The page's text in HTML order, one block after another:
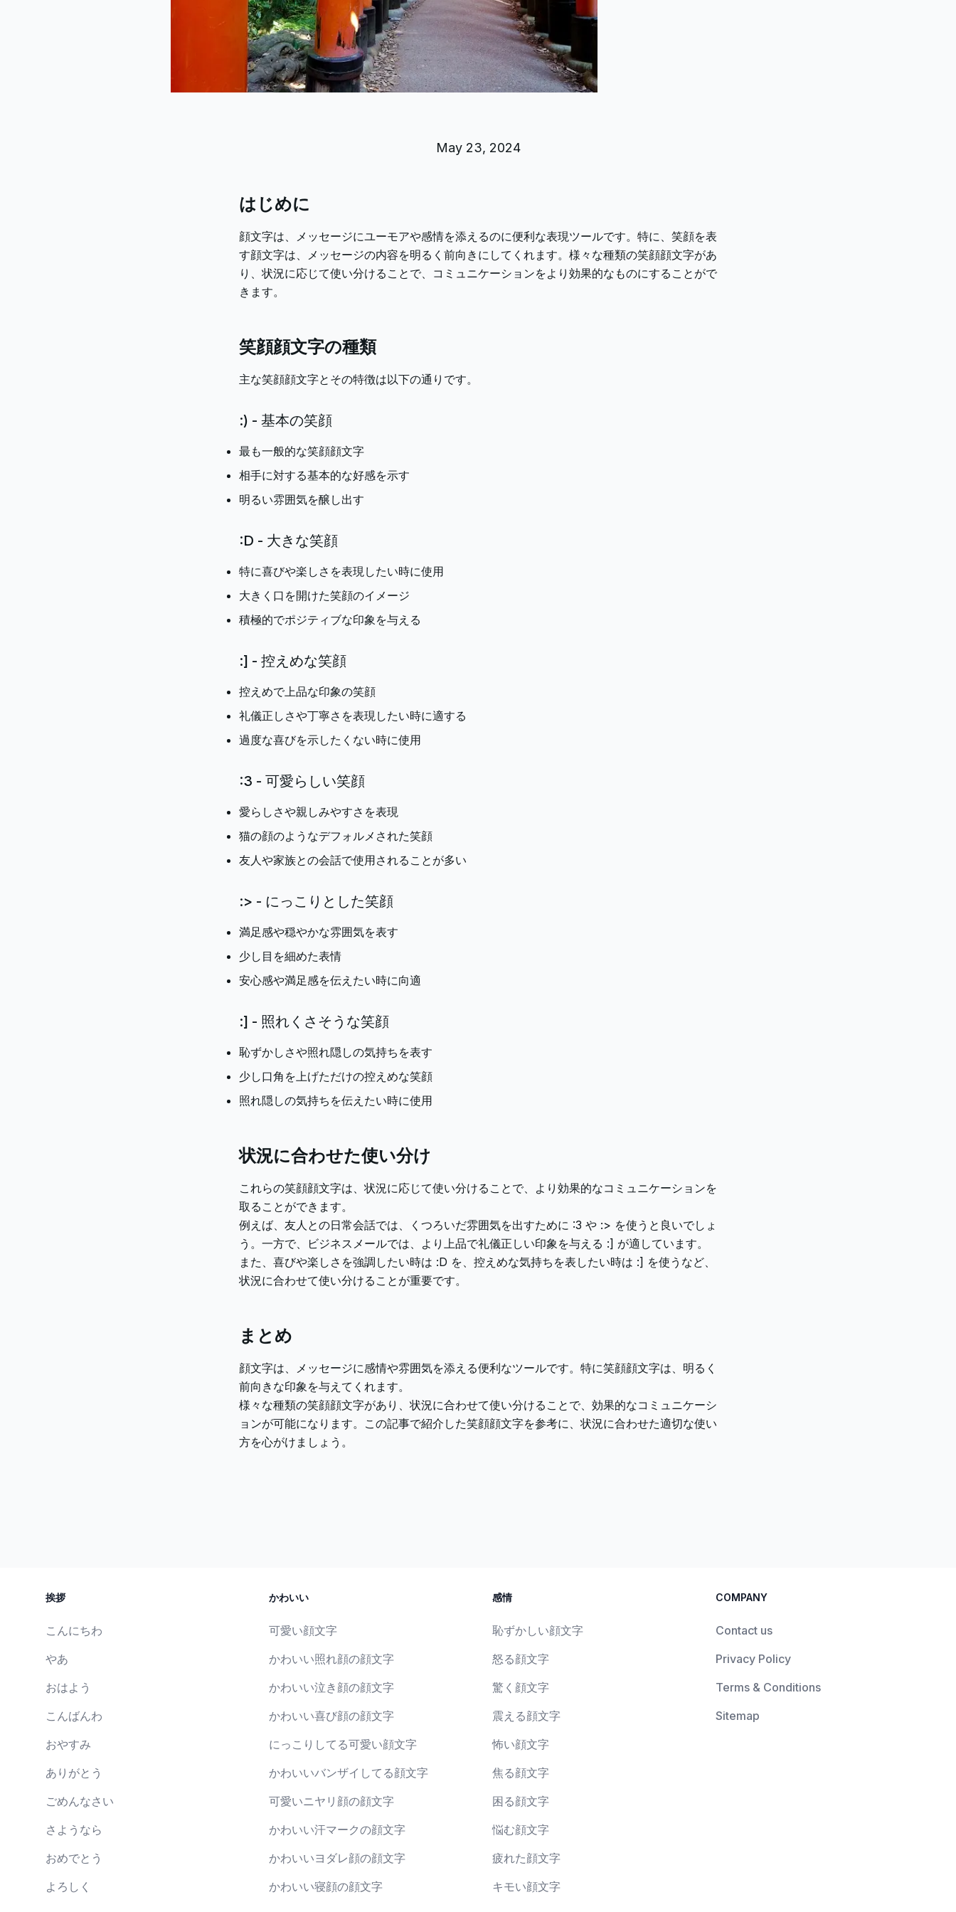
May 23, 2024
はじめに
顔文字は、メッセージにユーモアや感情を添えるのに便利な表現ツールです。特に、笑顔を表
す顔文字は、メッセージの内容を明るく前向きにしてくれます。様々な種類の笑顔顔文字があ
り、状況に応じて使い分けることで、コミュニケーションをより効果的なものにすることがで
きます。
笑顔顔文字の種類
主な笑顔顔文字とその特徴は以下の通りです。
:) - 基本の笑顔
最も一般的な笑顔顔文字
相手に対する基本的な好感を示す
明るい雰囲気を醸し出す
:D - 大きな笑顔
特に喜びや楽しさを表現したい時に使用
大きく口を開けた笑顔のイメージ
積極的でポジティブな印象を与える
:] - 控えめな笑顔
控えめで上品な印象の笑顔
礼儀正しさや丁寧さを表現したい時に適する
過度な喜びを示したくない時に使用
:3 - 可愛らしい笑顔
愛らしさや親しみやすさを表現
猫の顔のようなデフォルメされた笑顔
友人や家族との会話で使用されることが多い
:> - にっこりとした笑顔
満足感や穏やかな雰囲気を表す
少し目を細めた表情
安心感や満足感を伝えたい時に向適
:] - 照れくさそうな笑顔
恥ずかしさや照れ隠しの気持ちを表す
少し口角を上げただけの控えめな笑顔
照れ隠しの気持ちを伝えたい時に使用
状況に合わせた使い分け
これらの笑顔顔文字は、状況に応じて使い分けることで、より効果的なコミュニケーションを
取ることができます。
例えば、友人との日常会話では、くつろいだ雰囲気を出すために :3 や :> を使うと良いでしょ
う。一方で、ビジネスメールでは、より上品で礼儀正しい印象を与える :] が適しています。
また、喜びや楽しさを強調したい時は :D を、控えめな気持ちを表したい時は :] を使うなど、
状況に合わせて使い分けることが重要です。
まとめ
顔文字は、メッセージに感情や雰囲気を添える便利なツールです。特に笑顔顔文字は、明るく
前向きな印象を与えてくれます。
様々な種類の笑顔顔文字があり、状況に合わせて使い分けることで、効果的なコミュニケーシ
ョンが可能になります。この記事で紹介した笑顔顔文字を参考に、状況に合わせた適切な使い
方を心がけましょう。
挨拶
こんにちわ
やあ
おはよう
こんばんわ
おやすみ
ありがとう
ごめんなさい
さようなら
おめでとう
よろしく
かわいい
可愛い顔文字
かわいい照れ顔の顔文字
かわいい泣き顔の顔文字
かわいい喜び顔の顔文字
にっこりしてる可愛い顔文字
かわいいバンザイしてる顔文字
可愛いニヤリ顔の顔文字
かわいい汗マークの顔文字
かわいいヨダレ顔の顔文字
かわいい寝顔の顔文字
感情
恥ずかしい顔文字
怒る顔文字
驚く顔文字
震える顔文字
怖い顔文字
焦る顔文字
困る顔文字
悩む顔文字
疲れた顔文字
キモい顔文字
COMPANY
Contact us
Privacy Policy
Terms & Conditions
Sitemap